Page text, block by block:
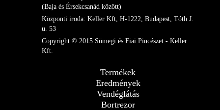
(Baja és Érsekcsanád között)
Központi iroda: Keller Kft, H-1222, Budapest, Tóth J.
u. 53
Copyright © 2015 Sümegi és Fiai Pincészet - Keller
Kft.
Termékek
Eredmények
Vendéglátás
Bortrezor